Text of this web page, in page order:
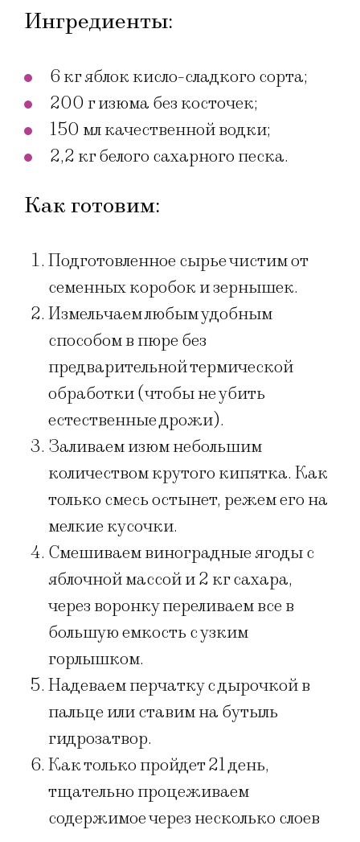
Ингредиенты:
6 кг яблок кисло-сладкого сорта;
200 г изюма без косточек;
150 мл качественной водки;
2,2 кг белого сахарного песка.
Как готовим:
Подготовленное сырье чистим от
семенных коробок и зернышек.
Измельчаем любым удобным
способом в пюре без
предварительной термической
обработки (чтобы не убить
естественные дрожи).
Заливаем изюм небольшим
количеством крутого кипятка. Как
только смесь остынет, режем его на
мелкие кусочки.
Смешиваем виноградные ягоды с
яблочной массой и 2 кг сахара,
через воронку переливаем все в
большую емкость с узким
горлышком.
Надеваем перчатку с дырочкой в
пальце или ставим на бутыль
гидрозатвор.
Как только пройдет 21 день,
тщательно процеживаем
содержимое через несколько слоев